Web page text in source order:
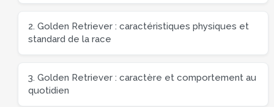
2. Golden Retriever : caractéristiques physiques et
standard de la race
3. Golden Retriever : caractère et comportement au
quotidien